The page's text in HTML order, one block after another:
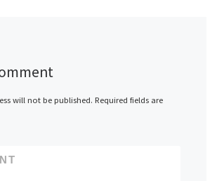
will not be published. Required fields are